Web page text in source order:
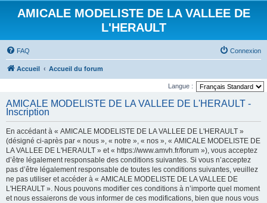
AMICALE MODELISTE DE LA VALLEE DE
L'HERAULT
FAQ Connexion
Accueil Accueil du forum
Langue :
AMICALE MODELISTE DE LA VALLEE DE L'HERAULT -
Inscription
En accédant à « AMICALE MODELISTE DE LA VALLEE DE L'HERAULT »
(désigné ci-après par « nous », « notre », « nos », « AMICALE MODELISTE DE
LA VALLEE DE L'HERAULT » et « https://www.amvh.fr/forum »), vous acceptez
d’être légalement responsable des conditions suivantes. Si vous n’acceptez
pas d’être légalement responsable de toutes les conditions suivantes, veuillez
ne pas utiliser et accéder à « AMICALE MODELISTE DE LA VALLEE DE
L'HERAULT ». Nous pouvons modifier ces conditions à n’importe quel moment
et nous essaierons de vous informer de ces modifications, bien que nous vous